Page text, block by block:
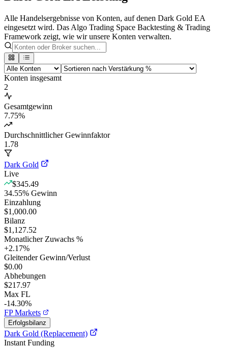
Alle Handelsergebnisse von Konten, auf denen Dark Gold EA
eingesetzt wird. Das Algo Trading Space Backtesting & Trading
Framework zeigt, wie wir unsere Konten verwalten.
Konten insgesamt
2
Gesamtgewinn
7.75%
Durchschnittlicher Gewinnfaktor
1.78
Dark Gold
Live
$345.49
34.55% Gewinn
Einzahlung
$1,000.00
Bilanz
$1,127.52
Monatlicher Zuwachs %
+2.17%
Gleitender Gewinn/Verlust
$0.00
Abhebungen
$217.97
Max FL
-14.30%
FP Markets
Erfolgsbilanz
Dark Gold (Replacement)
Instant Funding